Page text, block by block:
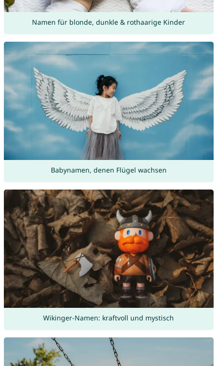
Namen für blonde, dunkle & rothaarige Kinder
Babynamen, denen Flügel wachsen
Wikinger-Namen: kraftvoll und mystisch